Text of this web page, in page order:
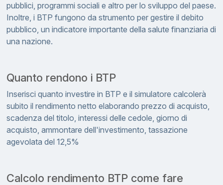
pubblici, programmi sociali e altro per lo sviluppo del paese.
Inoltre, i BTP fungono da strumento per gestire il debito
pubblico, un indicatore importante della salute finanziaria di
una nazione.
Quanto rendono i BTP
Inserisci quanto investire in BTP e il simulatore calcolerà
subito il rendimento netto elaborando prezzo di acquisto,
scadenza del titolo, interessi delle cedole, giorno di
acquisto, ammontare dell'investimento, tassazione
agevolata del 12,5%
Calcolo rendimento BTP come fare